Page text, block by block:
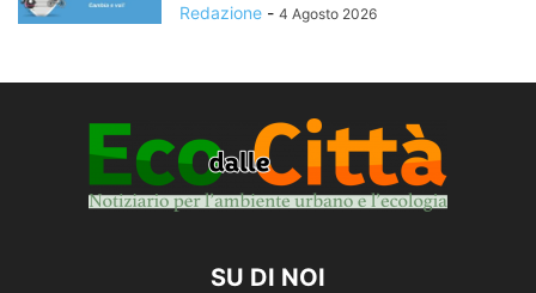
Redazione - 4 Agosto 2026
SU DI NOI